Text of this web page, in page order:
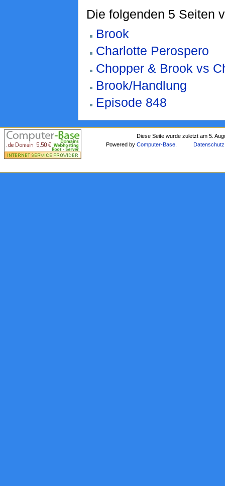
Die folgenden 5 Seiten
Brook
Charlotte Perospero
Chopper & Brook vs
Brook/Handlung
Episode 848
Diese Seite wurde zuletzt am 5.
Powered byComputer-Base Datenschutz